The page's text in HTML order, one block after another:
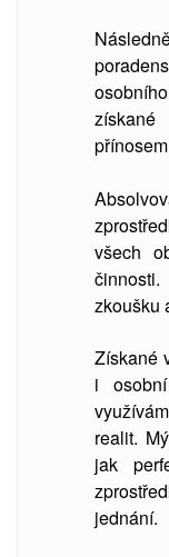
všech
zkoušku
Získané
i
realit.
jak
jednání.